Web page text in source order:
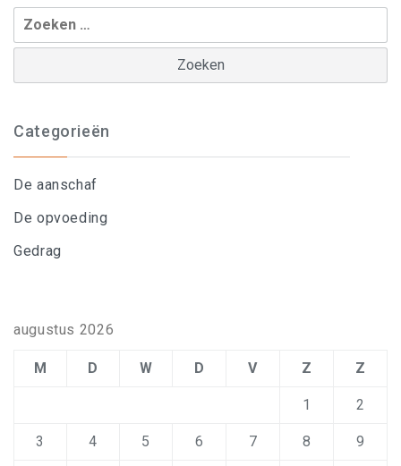
Zoeken
naar:
Categorieën
De aanschaf
De opvoeding
Gedrag
augustus 2026
M D W D V Z Z
1 2
3 4 5 6 7 8 9